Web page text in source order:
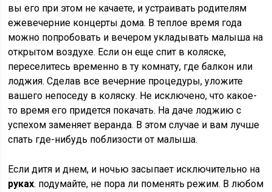
вы его при этом не качаете, и устраивать родителям
ежевечерние концерты дома. В теплое время года
можно попробовать и вечером укладывать малыша на
открытом воздухе. Если он еще спит в коляске,
переселитесь временно в ту комнату, где балкон или
лоджия. Сделав все вечерние процедуры, уложите
вашего непоседу в коляску. Не исключено, что какое-
то время его придется покачать. На даче лоджию с
успехом заменяет веранда. В этом случае и вам лучше
спать где-нибудь поблизости от малыша.
Если дитя и днем, и ночью засыпает исключительно на
руках. подумайте, не пора ли поменять режим. В любом